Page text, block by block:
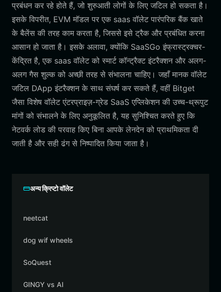
प्रबंधन कर रहे होते हैं, जो शुरुआती लोगों के लिए जटिल हो सकता है।
इसके विपरीत, EVM मॉडल पर एक saas वॉलेट पारंपरिक बैंक खाते
के बैलेंस की तरह काम करता है, जिससे इसे ट्रैक और प्रबंधित करना
आसान हो जाता है। इसके अलावा, क्योंकि SaaSGo इंफ्रास्ट्रक्चर-
केंद्रित है, एक saas वॉलेट को स्मार्ट कॉन्ट्रैक्ट इंटरैक्शन और अलग-
अलग गैस शुल्क को अच्छी तरह से संभालना चाहिए। जहाँ मानक वॉलेट
जटिल DApp इंटरैक्शन के साथ संघर्ष कर सकते हैं, वहीं Bitget
जैसा विशेष वॉलेट एंटरप्राइज़-ग्रेड SaaS एप्लिकेशन की उच्च-थ्रूपुट
मांगों को संभालने के लिए अनुकूलित है, यह सुनिश्चित करते हुए कि
नेटवर्क लोड की परवाह किए बिना आपके लेनदेन को प्राथमिकता दी
जाती है और सही ढंग से निष्पादित किया जाता है।
अन्य क्रिप्टो वॉलेट
neetcat
dog wif wheels
SoQuest
GINGY vs AI